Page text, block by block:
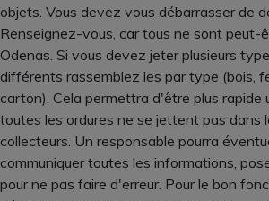
objets. Vous devez vous débarrasser de
Renseignez-vous, car tous ne sont peut-
Odenas. Si vous devez jeter plusieurs
différents rassemblez les par type (bois,
carton). Cela permettra d'être plus rapide
toutes les ordures ne se jettent pas dans
collecteurs. Un responsable pourra
communiquer toutes les informations,
pour ne pas faire d'erreur. Pour le bon